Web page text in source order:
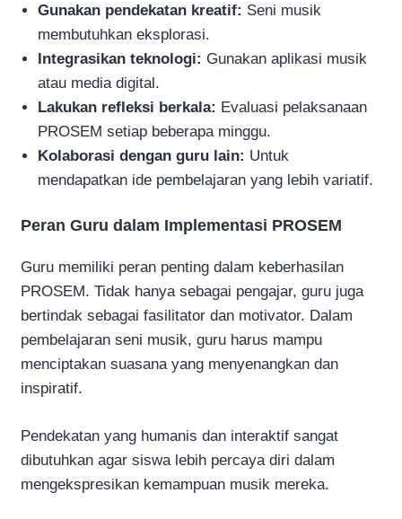
Gunakan pendekatan kreatif: Seni musik
membutuhkan eksplorasi.
Integrasikan teknologi: Gunakan aplikasi musik
atau media digital.
Lakukan refleksi berkala: Evaluasi pelaksanaan
PROSEM setiap beberapa minggu.
Kolaborasi dengan guru lain: Untuk
mendapatkan ide pembelajaran yang lebih variatif.
Peran Guru dalam Implementasi PROSEM
Guru memiliki peran penting dalam keberhasilan
PROSEM. Tidak hanya sebagai pengajar, guru juga
bertindak sebagai fasilitator dan motivator. Dalam
pembelajaran seni musik, guru harus mampu
menciptakan suasana yang menyenangkan dan
inspiratif.
Pendekatan yang humanis dan interaktif sangat
dibutuhkan agar siswa lebih percaya diri dalam
mengekspresikan kemampuan musik mereka.